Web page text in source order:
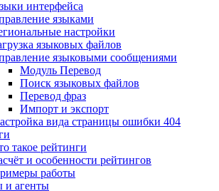
интерфейса
языками
настройки
языковых файлов
языковыми сообщениями
Mодуль Перевод
Поиск языковых файлов
Перевод фраз
Импорт и экспорт
вида страницы ошибки 404
такое рейтинги
и особенности рейтингов
работы
и агенты